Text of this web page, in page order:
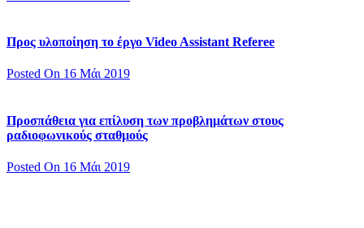
Προς υλοποίηση το έργο Video Assistant Referee
Posted On 16 Μάι 2019
Προσπάθεια για επίλυση των προβλημάτων στους
ραδιοφωνικούς σταθμούς
Posted On 16 Μάι 2019